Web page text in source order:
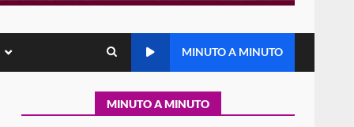
MINUTO A MINUTO
MINUTO A MINUTO
Avanza con orden y
tranquilidad el proceso
electoral extraordinario de
7 agosto 2026